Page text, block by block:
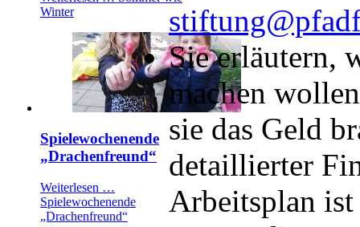
Winter
Spielewochenende
„Drachenfreund“
Weiterlesen …
Spielewochenende
„Drachenfreund“
Sie erläutern,
machen
sie das Geld
detaillierter
Arbeitsplan